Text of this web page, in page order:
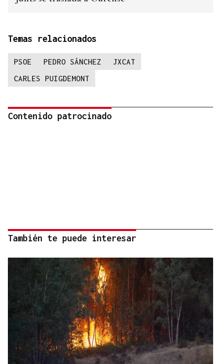
Temas relacionados
PSOE PEDRO SÁNCHEZ
JXCAT
CARLES PUIGDEMONT
Contenido patrocinado
También te puede interesar